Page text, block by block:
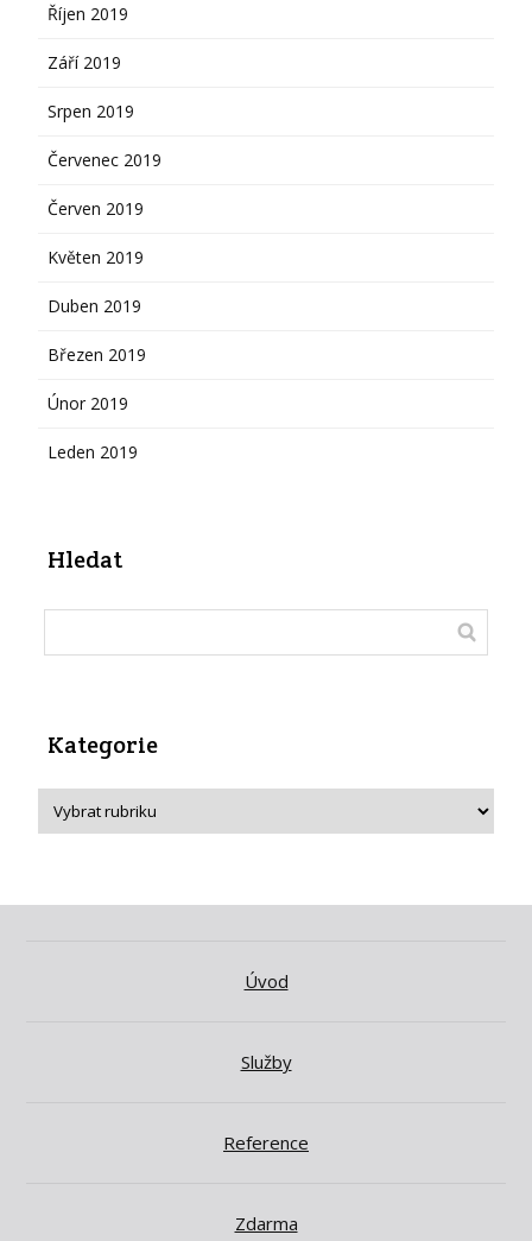
Říjen 2019
Září 2019
Srpen 2019
Červenec 2019
Červen 2019
Květen 2019
Duben 2019
Březen 2019
Únor 2019
Leden 2019
Hledat
Kategorie
Úvod
Služby
Reference
Zdarma